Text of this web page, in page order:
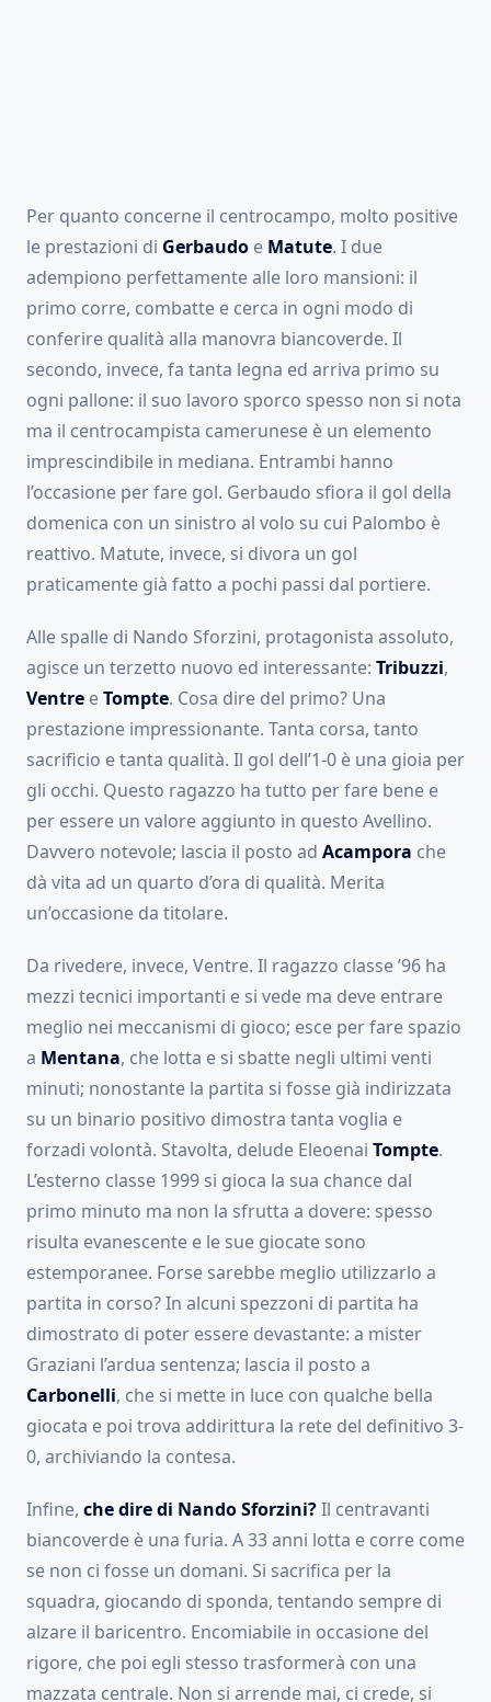
Per quanto concerne il centrocampo, molto positive
le prestazioni di Gerbaudo e Matute. I due
adempiono perfettamente alle loro mansioni: il
primo corre, combatte e cerca in ogni modo di
conferire qualità alla manovra biancoverde. Il
secondo, invece, fa tanta legna ed arriva primo su
ogni pallone: il suo lavoro sporco spesso non si nota
ma il centrocampista camerunese è un elemento
imprescindibile in mediana. Entrambi hanno
l’occasione per fare gol. Gerbaudo sfiora il gol della
domenica con un sinistro al volo su cui Palombo è
reattivo. Matute, invece, si divora un gol
praticamente già fatto a pochi passi dal portiere.
Alle spalle di Nando Sforzini, protagonista assoluto,
agisce un terzetto nuovo ed interessante: Tribuzzi,
Ventre eTompte. Cosa dire del primo? Una
prestazione impressionante. Tanta corsa, tanto
sacrificio e tanta qualità. Il gol dell’1-0 è una gioia per
gli occhi. Questo ragazzo ha tutto per fare bene e
per essere un valore aggiunto in questo Avellino.
Davvero notevole; lascia il posto ad Acampora che
dà vita ad un quarto d’ora di qualità. Merita
un’occasione da titolare.
Da rivedere, invece, Ventre. Il ragazzo classe ’96 ha
mezzi tecnici importanti e si vede ma deve entrare
meglio nei meccanismi di gioco; esce per fare spazio
a Mentana, che lotta e si sbatte negli ultimi venti
minuti; nonostante la partita si fosse già indirizzata
su un binario positivo dimostra tanta voglia e
forzadi volontà. Stavolta, delude Eleoenai Tompte.
L’esterno classe 1999 si gioca la sua chance dal
primo minuto ma non la sfrutta a dovere: spesso
risulta evanescente e le sue giocate sono
estemporanee. Forse sarebbe meglio utilizzarlo a
partita in corso? In alcuni spezzoni di partita ha
dimostrato di poter essere devastante: a mister
Graziani l’ardua sentenza; lascia il posto a
Carbonelli, che si mette in luce con qualche bella
giocata e poi trova addirittura la rete del definitivo 3-
0, archiviando la contesa.
Infine, che dire di Nando Sforzini?Il centravanti
biancoverde è una furia. A 33 anni lotta e corre come
se non ci fosse un domani. Si sacrifica per la
squadra, giocando di sponda, tentando sempre di
alzare il baricentro. Encomiabile in occasione del
rigore, che poi egli stesso trasformerà con una
mazzata centrale. Non si arrende mai, ci crede, si